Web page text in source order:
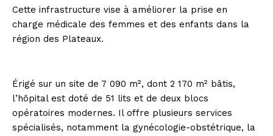
Cette infrastructure vise à améliorer la prise en
charge médicale des femmes et des enfants dans la
région des Plateaux.
Érigé sur un site de 7 090 m², dont 2 170 m² bâtis,
l’hôpital est doté de 51 lits et de deux blocs
opératoires modernes. Il offre plusieurs services
spécialisés, notamment la gynécologie-obstétrique, la